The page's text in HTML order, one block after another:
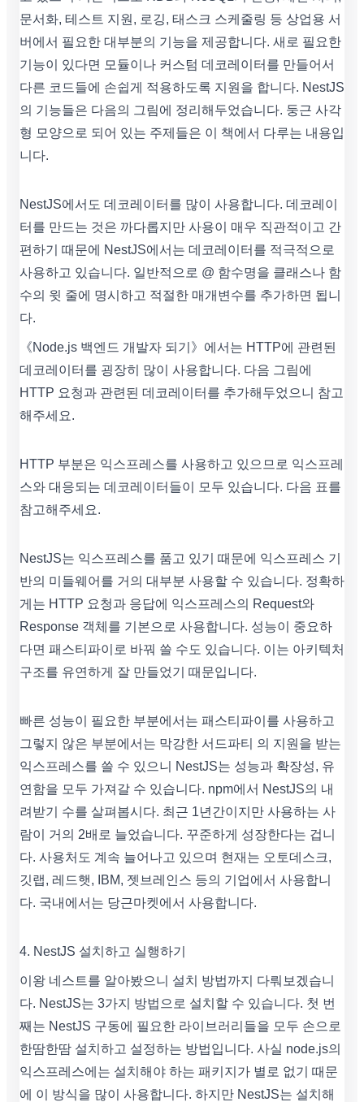
문서화, 테스트 지원, 로깅, 태스크 스케줄링 등 상업용 서
버에서 필요한 대부분의 기능을 제공합니다. 새로 필요한
기능이 있다면 모듈이나 커스텀 데코레이터를 만들어서
다른 코드들에 손쉽게 적용하도록 지원을 합니다. NestJS
의 기능들은 다음의 그림에 정리해두었습니다. 둥근 사각
형 모양으로 되어 있는 주제들은 이 책에서 다루는 내용입
니다.
NestJS에서도 데코레이터를 많이 사용합니다. 데코레이
터를 만드는 것은 까다롭지만 사용이 매우 직관적이고 간
편하기 때문에 NestJS에서는 데코레이터를 적극적으로
사용하고 있습니다. 일반적으로 @ 함수명을 클래스나 함
수의 윗 줄에 명시하고 적절한 매개변수를 추가하면 됩니
다.
《Node.js 백엔드 개발자 되기》에서는 HTTP에 관련된
데코레이터를 굉장히 많이 사용합니다. 다음 그림에
HTTP 요청과 관련된 데코레이터를 추가해두었으니 참고
해주세요.
HTTP 부분은 익스프레스를 사용하고 있으므로 익스프레
스와 대응되는 데코레이터들이 모두 있습니다. 다음 표를
참고해주세요.
NestJS는 익스프레스를 품고 있기 때문에 익스프레스 기
반의 미들웨어를 거의 대부분 사용할 수 있습니다. 정확하
게는 HTTP 요청과 응답에 익스프레스의 Request와
Response 객체를 기본으로 사용합니다. 성능이 중요하
다면 패스티파이로 바꿔 쓸 수도 있습니다. 이는 아키텍처
구조를 유연하게 잘 만들었기 때문입니다.
빠른 성능이 필요한 부분에서는 패스티파이를 사용하고
그렇지 않은 부분에서는 막강한 서드파티 의 지원을 받는
익스프레스를 쓸 수 있으니 NestJS는 성능과 확장성, 유
연함을 모두 가져갈 수 있습니다. npm에서 NestJS의 내
려받기 수를 살펴봅시다. 최근 1년간이지만 사용하는 사
람이 거의 2배로 늘었습니다. 꾸준하게 성장한다는 겁니
다. 사용처도 계속 늘어나고 있으며 현재는 오토데스크,
깃랩, 레드햇, IBM, 젯브레인스 등의 기업에서 사용합니
다. 국내에서는 당근마켓에서 사용합니다.
4. NestJS 설치하고 실행하기
이왕 네스트를 알아봤으니 설치 방법까지 다뤄보겠습니
다. NestJS는 3가지 방법으로 설치할 수 있습니다. 첫 번
째는 NestJS 구동에 필요한 라이브러리들을 모두 손으로
한땀한땀 설치하고 설정하는 방법입니다. 사실 node.js의
익스프레스에는 설치해야 하는 패키지가 별로 없기 때문
에 이 방식을 많이 사용합니다. 하지만 NestJS는 설치해